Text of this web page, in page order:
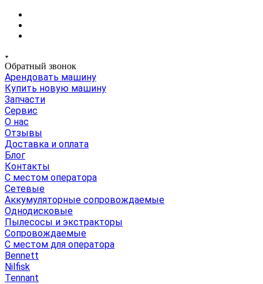
Обратный звонок
Арендовать машину
Купить новую машину
Запчасти
Сервис
О нас
Отзывы
Доставка и оплата
Блог
Контакты
С местом оператора
Сетевые
Аккумуляторные сопровождаемые
Однодисковые
Пылесосы и экстракторы
Сопровождаемые
С местом для оператора
Bennett
Nilfisk
Tennant